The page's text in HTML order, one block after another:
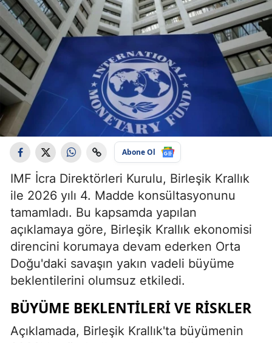
Abone Ol
IMF İcra Direktörleri Kurulu, Birleşik Krallık
ile 2026 yılı 4. Madde konsültasyonunu
tamamladı. Bu kapsamda yapılan
açıklamaya göre, Birleşik Krallık ekonomisi
direncini korumaya devam ederken Orta
Doğu'daki savaşın yakın vadeli büyüme
beklentilerini olumsuz etkiledi.
BÜYÜME BEKLENTILERI VE RISKLER
Açıklamada, Birleşik Krallık'ta büyümenin